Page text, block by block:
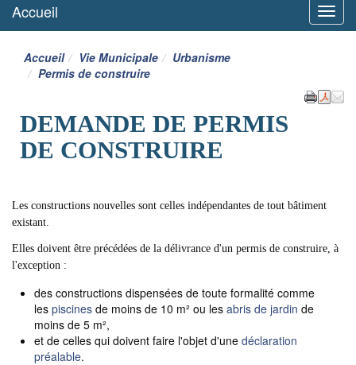
Menu
Accueil
Accueil Vie Municipale
Urbanisme
Permis de construire
DEMANDE DE PERMIS
DE CONSTRUIRE
Les constructions nouvelles sont celles indépendantes de tout bâtiment
existant.
Elles doivent être précédées de la délivrance d'un permis de construire, à
l'exception :
des constructions dispensées de toute formalité comme
les piscines de moins de 10 m² ou les abris de jardin de
moins de 5 m²,
et de celles qui doivent faire l'objet d'une déclaration
préalable.